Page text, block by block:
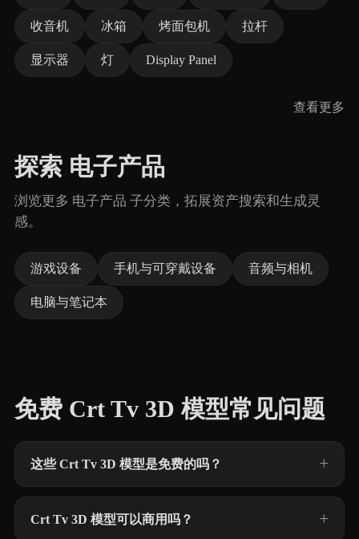
收音机 冰箱 烤面包机 拉杆
显示器 灯 Display Panel
查看更多
探索 电子产品
浏览更多 电子产品 子分类，拓展资产搜索和生成灵
感。
游戏设备 手机与可穿戴设备 音频与相机
电脑与笔记本
免费 Crt Tv 3D 模型常见问题
这些 Crt Tv 3D 模型是免费的吗？
Crt Tv 3D 模型可以商用吗？